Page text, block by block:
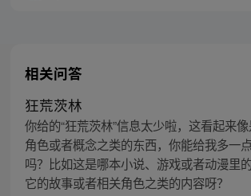
相关问答
狂荒茨林
你给的“狂荒茨林”信息太少啦，这看起来
角色或者概念之类的东西，你能给我多一
吗？比如这是哪本小说、游戏或者动漫里
它的故事或者相关角色之类的内容呀？